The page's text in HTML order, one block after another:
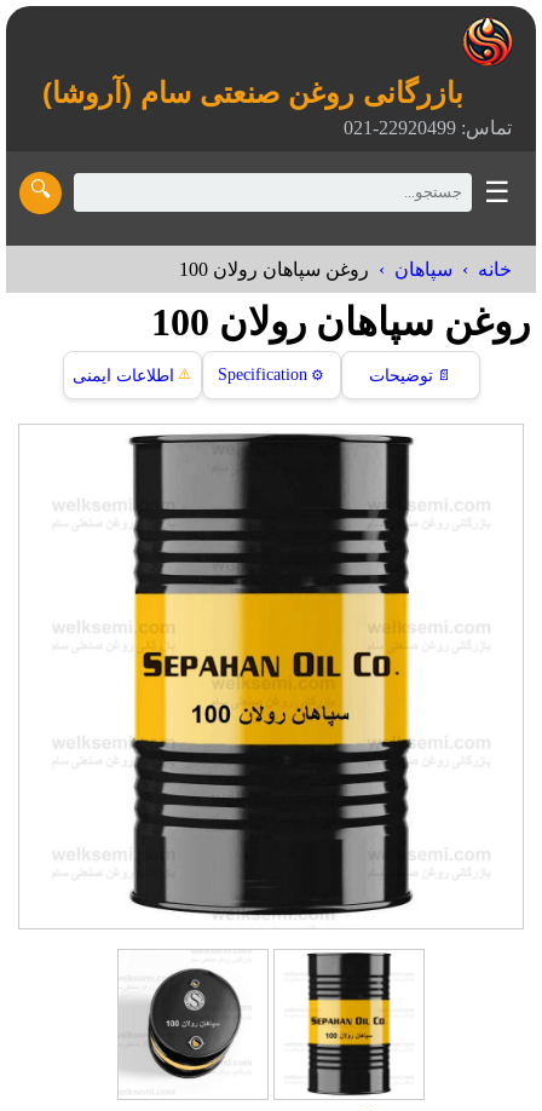
بازرگانی روغن صنعتی سام (آروشا)
تماس: 22920499-021
☰
🔍
خانه سپاهان روغن سپاهان رولان 100
روغن سپاهان رولان 100
📄 توضیحات ⚙️
Specification
⚠️ اطلاعات ایمنی